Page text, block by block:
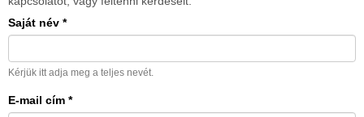
Saját név *
Kérjük itt adja meg a teljes nevét.
E-mail cím *